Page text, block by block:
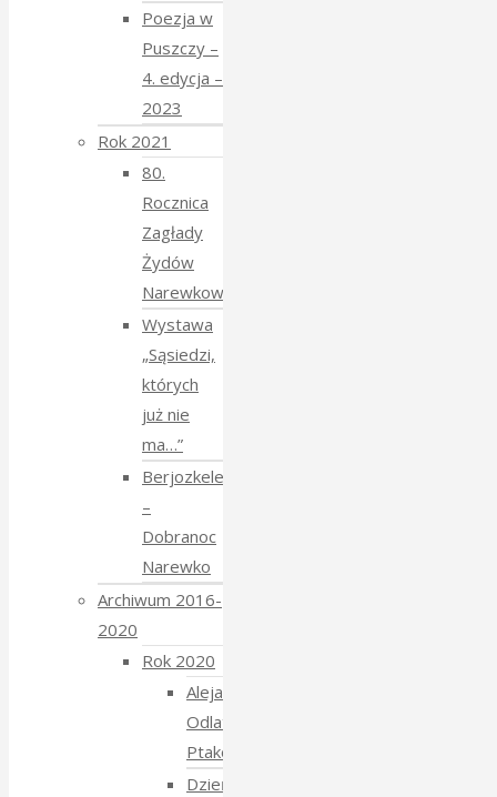
Poezja w
Puszczy –
4. edycja –
2023
Rok 2021
80.
Rocznica
Zagłady
Żydów
Narewkowskich
Wystawa
„Sąsiedzi,
których
już nie
ma…”
Berjozkele
–
Dobranoc
Narewko
Archiwum 2016-
2020
Rok 2020
Aleja
Odlatujących
Ptaków
Dzień